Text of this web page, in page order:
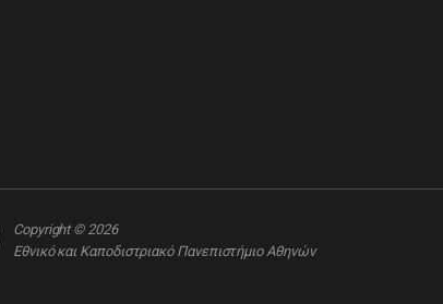
Copyright © 2026
Εθνικό και Καποδιστριακό Πανεπιστήμιο Αθηνών